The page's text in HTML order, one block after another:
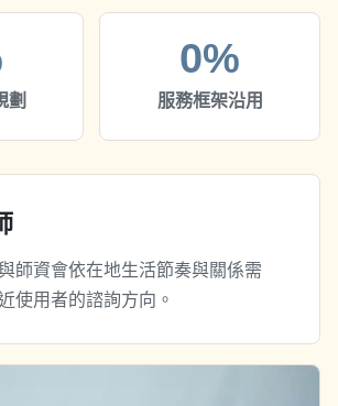
劃
0%
服務框架沿用
師資會依在地生活節奏與關係需
使用者的諮詢方向。